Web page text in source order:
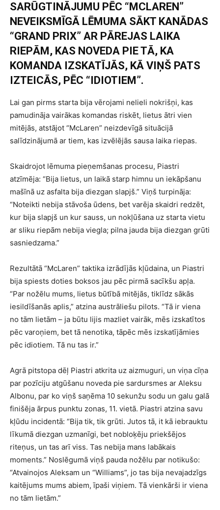
SARŪGTINĀJUMU PĒC “MCLAREN”
NEVEIKSMĪGĀ LĒMUMA SĀKT KANĀDAS
“GRAND PRIX” AR PĀREJAS LAIKA
RIEPĀM, KAS NOVEDA PIE TĀ, KA
KOMANDA IZSKATĪJĀS, KĀ VIŅŠ PATS
IZTEICĀS, PĒC “IDIOTIEM”.
Lai gan pirms starta bija vērojami nelieli nokrišņi, kas
pamudināja vairākas komandas riskēt, lietus ātri vien
mitējās, atstājot “McLaren” neizdevīgā situācijā
salīdzinājumā ar tiem, kas izvēlējās sausa laika riepas.
Skaidrojot lēmuma pieņemšanas procesu, Piastri
atzīmēja: “Bija lietus, un laikā starp himnu un iekāpšanu
mašīnā uz asfalta bija diezgan slapjš.” Viņš turpināja:
“Noteikti nebija stāvoša ūdens, bet varēja skaidri redzēt,
kur bija slapjš un kur sauss, un nokļūšana uz starta vietu
ar sliku riepām nebija viegla; pilna jauda bija diezgan grūti
sasniedzama.”
Rezultātā “McLaren” taktika izrādījās kļūdaina, un Piastri
bija spiests doties boksos jau pēc pirmā sacīkšu apļa.
“Par nožēlu mums, lietus būtībā mitējās, tiklīdz sākās
iesildīšanās aplis,” atzina austrāliešu pilots. “Tā ir viena
no tām lietām – ja būtu lijis mazliet vairāk, mēs izskatītos
pēc varoņiem, bet tā nenotika, tāpēc mēs izskatījāmies
pēc idiotiem. Tā nu tas ir.”
Agrā pitstopa dēļ Piastri atkrita uz aizmuguri, un viņa cīņa
par pozīciju atgūšanu noveda pie sardursmes ar Aleksu
Albonu, par ko viņš saņēma 10 sekunžu sodu un galu galā
finišēja ārpus punktu zonas, 11. vietā. Piastri atzina savu
kļūdu incidentā: “Bija tik, tik grūti. Jutos tā, it kā iebrauktu
līkumā diezgan uzmanīgi, bet nobloķēju priekšējos
riteņus, un tas arī viss. Tas nebija mans labākais
moments.” Noslēgumā viņš pauda nožēlu par notikušo:
“Atvainojos Aleksam un “Williams”, jo tas bija nevajadzīgs
kaitējums mums abiem, īpaši viņiem. Tā vienkārši ir viena
no tām lietām.”